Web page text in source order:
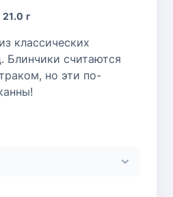
21.0 г
классических
Блинчики считаются
но эти по-